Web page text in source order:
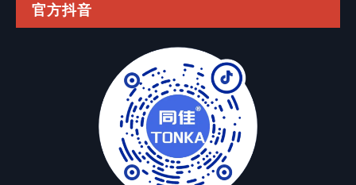
官方抖音